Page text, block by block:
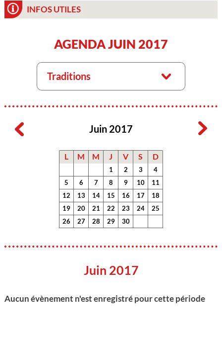
INFOS UTILES
AGENDA JUIN 2017
Traditions
Juin 2017
L M M J V S D
1 2 3
4
5
6 7 8 9 10
11
12
13 14 15 16 17
18
19
20 21 22 23 24
25
26
27 28 29 30
Juin 2017
Aucun évènement n'est enregistré pour cette période